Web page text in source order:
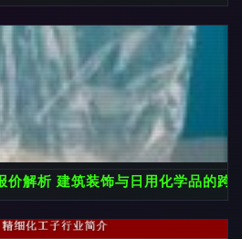
价解析 建筑装饰与日用化学品的跨